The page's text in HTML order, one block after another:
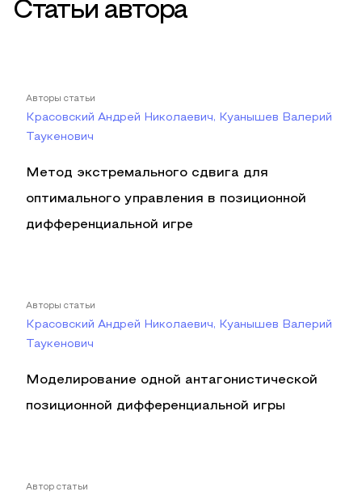
Статьи автора
Авторы статьи
Красовский Андрей Николаевич, Куанышев Валерий
Таукенович
Метод экстремального сдвига для
оптимального управления в позиционной
дифференциальной игре
Авторы статьи
Красовский Андрей Николаевич, Куанышев Валерий
Таукенович
Моделирование одной антагонистической
позиционной дифференциальной игры
Автор статьи